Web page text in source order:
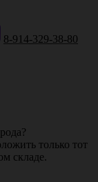
8-914-329-38-80
только тот
складе.